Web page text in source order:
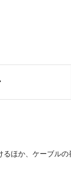
ほか、ケーブル